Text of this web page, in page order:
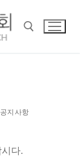
지사항
다.